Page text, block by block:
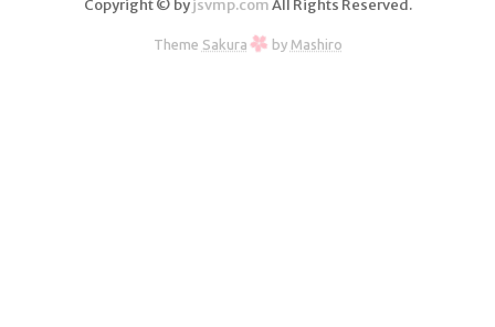
Copyright © byjsvmp.comAll Rights Reserved.
Theme Sakura by Mashiro